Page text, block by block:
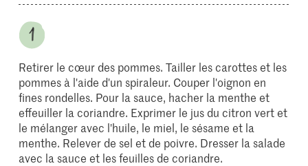
Retirer le cœur des pommes. Tailler les carottes et les
pommes à l'aide d'un spiraleur. Couper l'oignon en
fines rondelles. Pour la sauce, hacher la menthe et
effeuiller la coriandre. Exprimer le jus du citron vert et
le mélanger avec l'huile, le miel, le sésame et la
menthe. Relever de sel et de poivre. Dresser la salade
avec la sauce et les feuilles de coriandre.